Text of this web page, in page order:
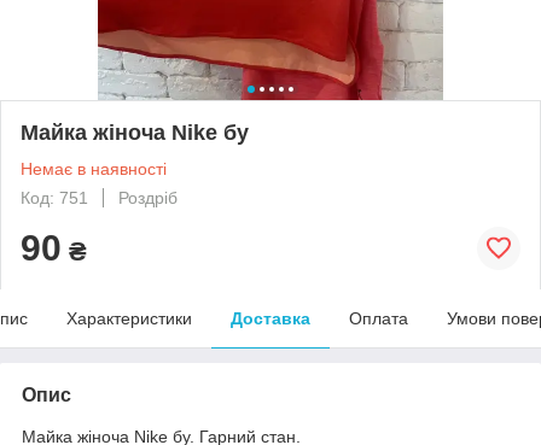
Майка жіноча Nike бу
Немає в наявності
Код: 751
Роздріб
90 ₴
Характеристики Доставка Оплата Умови
Опис
Майка жіноча Nike бу. Гарний стан.